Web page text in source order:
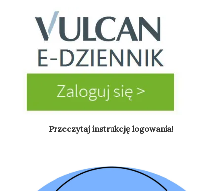
Przeczytaj instrukcję logowania!